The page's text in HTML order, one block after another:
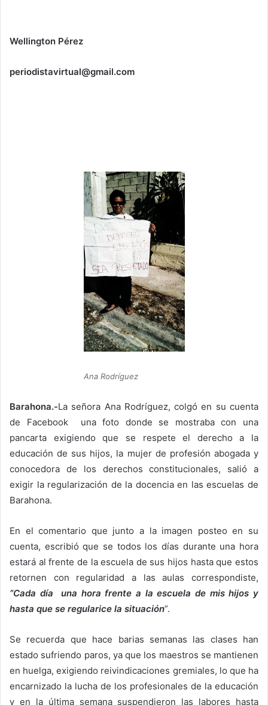
Wellington Pérez
periodistavirtual@gmail.com
Ana Rodríguez
Barahona.-La señora Ana Rodríguez, colgó en su cuenta
de Facebook una foto donde se mostraba con una
pancarta exigiendo que se respete el derecho a la
educación de sus hijos, la mujer de profesión abogada y
conocedora de los derechos constitucionales, salió a
exigir la regularización de la docencia en las escuelas de
Barahona.
En el comentario que junto a la imagen posteo en su
cuenta, escribió que se todos los días durante una hora
estará al frente de la escuela de sus hijos hasta que estos
retornen con regularidad a las aulas correspondiste,
“Cada día una hora frente a la escuela de mis hijos y
hasta que se regularice la situación”.
Se recuerda que hace barias semanas las clases han
estado sufriendo paros, ya que los maestros se mantienen
en huelga, exigiendo reivindicaciones gremiales, lo que ha
encarnizado la lucha de los profesionales de la educación
y en la última semana suspendieron las labores hasta